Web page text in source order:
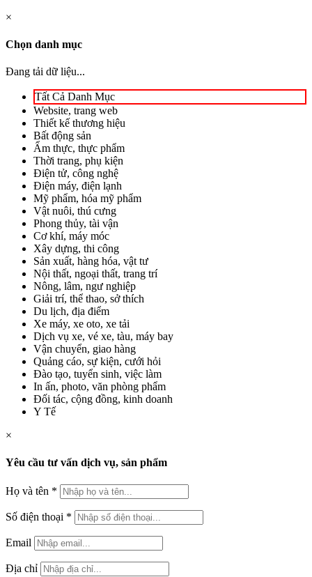
×
Chọn danh mục
Đang tải dữ liệu...
Tất Cả Danh Mục
Website, trang web
Thiết kế thương hiệu
Bất động sản
Ẩm thực, thực phẩm
Thời trang, phụ kiện
Điện tử, công nghệ
Điện máy, điện lạnh
Mỹ phẩm, hóa mỹ phẩm
Vật nuôi, thú cưng
Phong thủy, tài vận
Cơ khí, máy móc
Xây dựng, thi công
Sản xuất, hàng hóa, vật tư
Nội thất, ngoại thất, trang trí
Nông, lâm, ngư nghiệp
Giải trí, thể thao, sở thích
Du lịch, địa điểm
Xe máy, xe oto, xe tải
Dịch vụ xe, vé xe, tàu, máy bay
Vận chuyển, giao hàng
Quảng cáo, sự kiện, cưới hỏi
Đào tạo, tuyển sinh, việc làm
In ấn, photo, văn phòng phẩm
Đối tác, cộng đồng, kinh doanh
Y Tế
×
Yêu cầu tư vấn dịch vụ, sản phẩm
Họ và tên *
Số điện thoại *
Email
Địa chỉ